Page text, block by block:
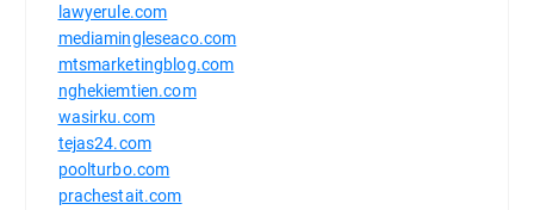
lawyerule.com
mediamingleseaco.com
mtsmarketingblog.com
nghekiemtien.com
wasirku.com
tejas24.com
poolturbo.com
prachestait.com